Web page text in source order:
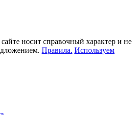
носит справочный характер и не
Правила. Используем